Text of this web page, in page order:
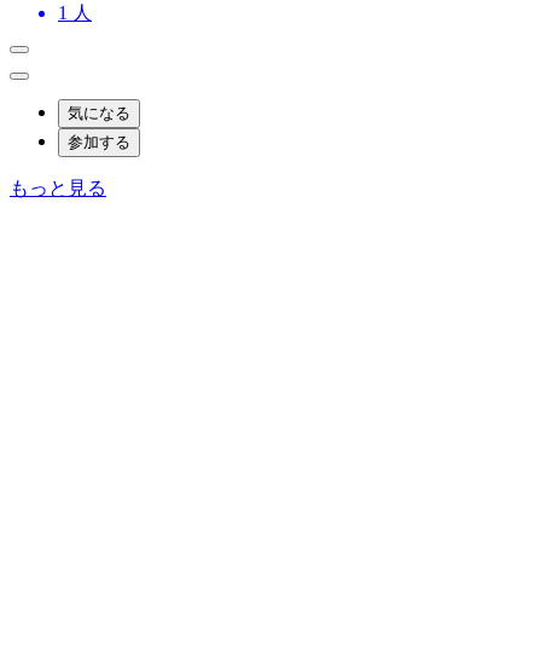
1 人
気になる
参加する
もっと見る